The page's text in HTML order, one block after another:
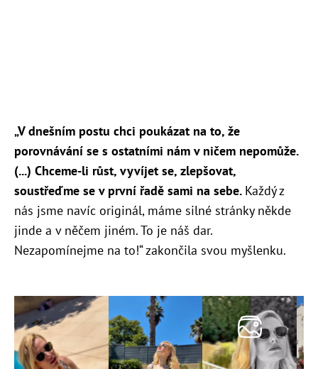
„V dnešním postu chci poukázat na to, že
porovnávání se s ostatními nám v ničem nepomůže.
(...) Chceme-li růst, vyvíjet se, zlepšovat,
soustřeďme se v první řadě sami na sebe. Každý z
nás jsme navíc originál, máme silné stránky někde
jinde a v něčem jiném. To je náš dar.
Nezapomínejme na to!“ zakončila svou myšlenku.